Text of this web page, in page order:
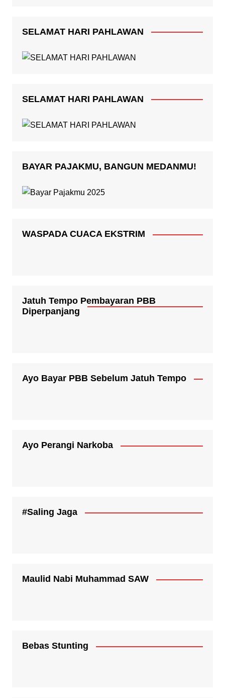
SELAMAT HARI PAHLAWAN
SELAMAT HARI PAHLAWAN
BAYAR PAJAKMU, BANGUN MEDANMU!
WASPADA CUACA EKSTRIM
Jatuh Tempo Pembayaran PBB
Diperpanjang
Ayo Bayar PBB Sebelum Jatuh Tempo
Ayo Perangi Narkoba
#Saling Jaga
Maulid Nabi Muhammad SAW
Bebas Stunting